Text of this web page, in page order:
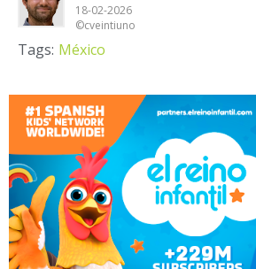
18-02-2026
©cveintiuno
Tags: México